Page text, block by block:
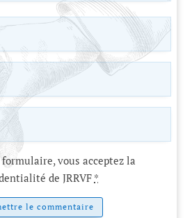
vous acceptez la
de JRRVF *
le commentaire